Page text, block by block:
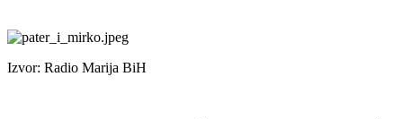
Izvor: Radio Marija BiH